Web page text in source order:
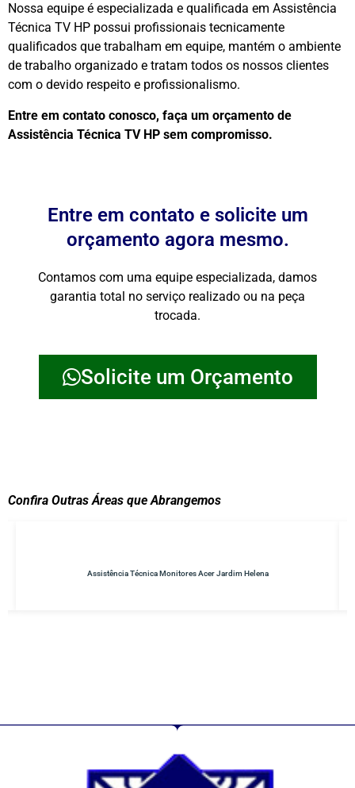
Nossa equipe é especializada e qualificada em Assistência
Técnica TV HP possui profissionais tecnicamente
qualificados que trabalham em equipe, mantém o ambiente
de trabalho organizado e tratam todos os nossos clientes
com o devido respeito e profissionalismo.
Entre em contato conosco, faça um orçamento de
Assistência Técnica TV HP sem compromisso.
Entre em contato e solicite um
orçamento agora mesmo.
Contamos com uma equipe especializada, damos
garantia total no serviço realizado ou na peça
trocada.
Solicite um Orçamento
Confira Outras Áreas que Abrangemos
Assistência Técnica Monitores Acer Jardim Helena